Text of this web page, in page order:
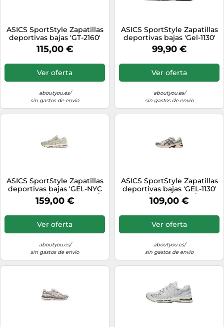
ASICS SportStyle Zapatillas
deportivas bajas 'GT-2160'
beige / plata / blanco perla
41,5 beige / plata / blanco
perla
115,00 €
Ver oferta
aboutyou.es/
sin gastos de envío
ASICS SportStyle Zapatillas
deportivas bajas 'Gel-1130'
negro / plata / blanco 40,5
negro / plata / blanco
99,90 €
Ver oferta
aboutyou.es/
sin gastos de envío
ASICS SportStyle Zapatillas
deportivas bajas 'GEL-NYC
2.0' beige / azul paloma /
amarillo pastel / blanco 43,5
amarillo pastel / blanco
159,00 €
Ver oferta
aboutyou.es/
sin gastos de envío
ASICS SportStyle Zapatillas
deportivas bajas 'GEL-1130'
crema / rojo cereza / plata
46 crema / rojo cereza /
109,00 €
Ver oferta
aboutyou.es/
sin gastos de envío